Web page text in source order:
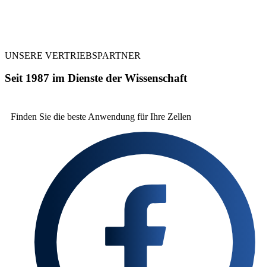
UNSERE VERTRIEBSPARTNER
Seit 1987 im Dienste der Wissenschaft
Finden Sie die beste Anwendung für Ihre Zellen